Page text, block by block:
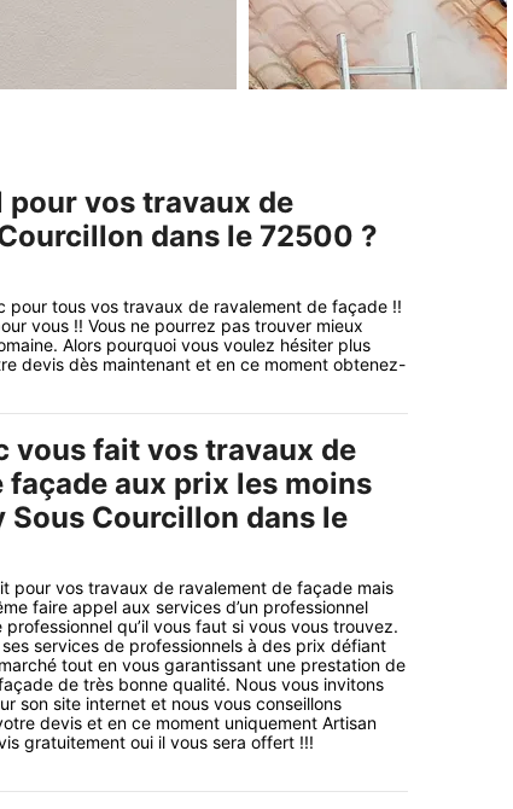
pour vos travaux de
dans le 72500 ?
pour tous vos travaux de ravalement de façade !!
vous !! Vous ne pourrez pas trouver mieux
Alors pourquoi vous voulez hésiter plus
devis dès maintenant et en ce moment obtenez-
vous fait vos travaux de
façade aux prix les moins
Sous Courcillon dans le
pour vos travaux de ravalement de façade mais
faire appel aux services d’un professionnel
qu’il vous faut si vous vous trouvez.
services de professionnels à des prix défiant
tout en vous garantissant une prestation de
de très bonne qualité. Nous vous invitons
son site internet et nous vous conseillons
devis et en ce moment uniquement Artisan
gratuitement oui il vous sera offert !!!